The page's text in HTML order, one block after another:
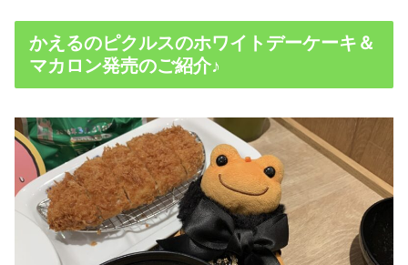
かえるのピクルスのホワイトデーケーキ＆
マカロン発売のご紹介♪